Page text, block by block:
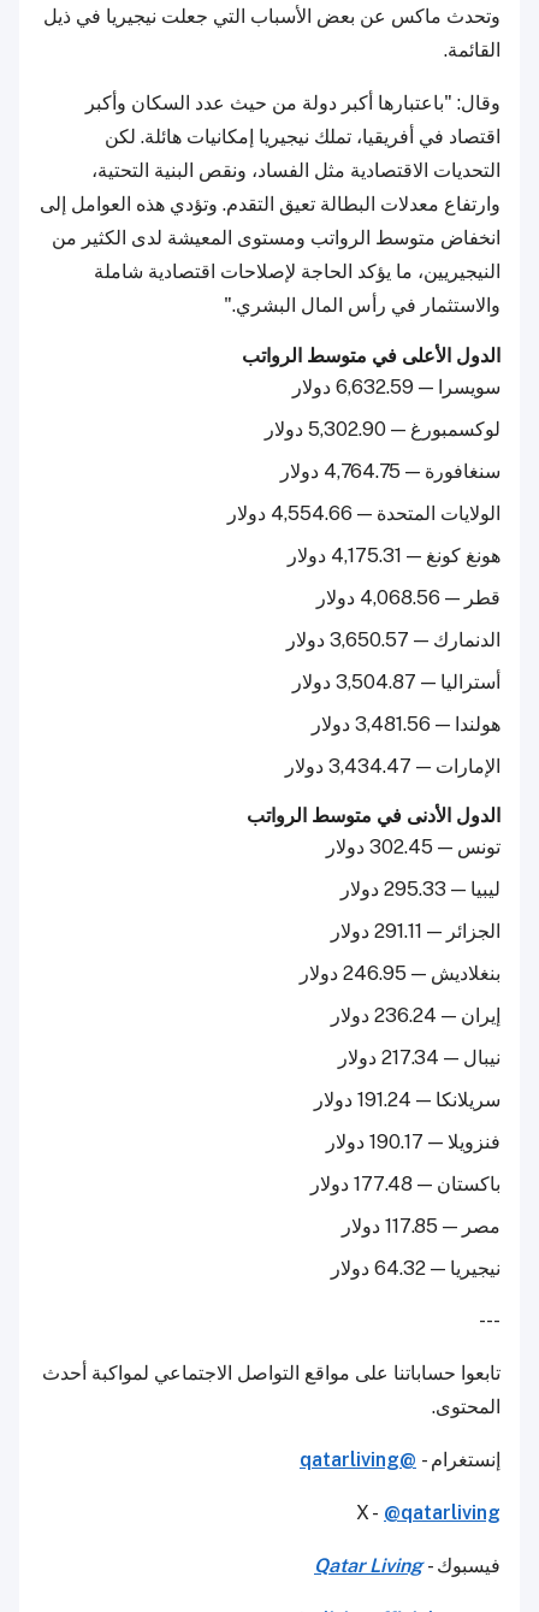
وتحدث ماكس عن بعض الأسباب التي جعلت نيجيريا في ذيل
القائمة.
وقال: "باعتبارها أكبر دولة من حيث عدد السكان وأكبر
اقتصاد في أفريقيا، تملك نيجيريا إمكانيات هائلة. لكن
التحديات الاقتصادية مثل الفساد، ونقص البنية التحتية،
وارتفاع معدلات البطالة تعيق التقدم. وتؤدي هذه العوامل إلى
انخفاض متوسط الرواتب ومستوى المعيشة لدى الكثير من
النيجيريين، ما يؤكد الحاجة لإصلاحات اقتصادية شاملة
والاستثمار في رأس المال البشري."
الدول الأعلى في متوسط الرواتب
سويسرا — 6,632.59 دولار
لوكسمبورغ — 5,302.90 دولار
سنغافورة — 4,764.75 دولار
الولايات المتحدة — 4,554.66 دولار
هونغ كونغ — 4,175.31 دولار
قطر — 4,068.56 دولار
الدنمارك — 3,650.57 دولار
أستراليا — 3,504.87 دولار
هولندا — 3,481.56 دولار
الإمارات — 3,434.47 دولار
الدول الأدنى في متوسط الرواتب
تونس — 302.45 دولار
ليبيا — 295.33 دولار
الجزائر — 291.11 دولار
بنغلاديش — 246.95 دولار
إيران — 236.24 دولار
نيبال — 217.34 دولار
سريلانكا — 191.24 دولار
فنزويلا — 190.17 دولار
باكستان — 177.48 دولار
مصر — 117.85 دولار
نيجيريا — 64.32 دولار
---
تابعوا حساباتنا على مواقع التواصل الاجتماعي لمواكبة أحدث
المحتوى.
إنستغرام - @qatarliving
X - @qatarliving
فيسبوك -Qatar Living